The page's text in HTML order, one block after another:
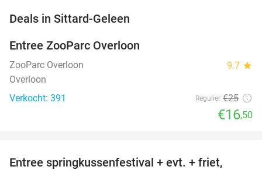
Deals in Sittard-Geleen
TODAY
Entree ZooParc Overloon
ZooParc Overloon 9.7 star
Overloon
Verkocht: 391
Regulier €25
€16,50
Entree springkussenfestival + evt. + friet,